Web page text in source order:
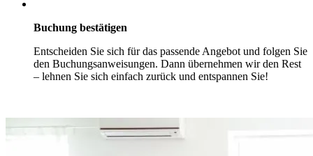
Buchung bestätigen
Entscheiden Sie sich für das passende Angebot und folgen Sie
den Buchungsanweisungen. Dann übernehmen wir den Rest
– lehnen Sie sich einfach zurück und entspannen Sie!